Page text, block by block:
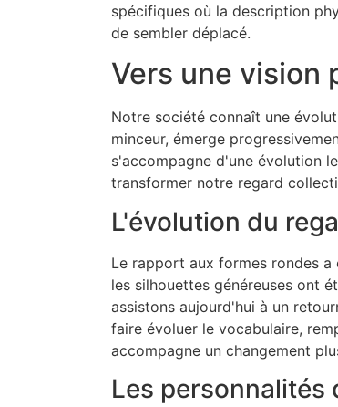
spécifiques où la description
de sembler déplacé.
Vers une vision
Notre société connaît une
minceur, émerge
s'accompagne d'une évolution
transformer notre regard
L'évolution du
Le rapport aux formes rondes
les silhouettes généreuses ont
assistons aujourd'hui à un
faire évoluer le vocabulaire,
accompagne un changement
Les personnalités